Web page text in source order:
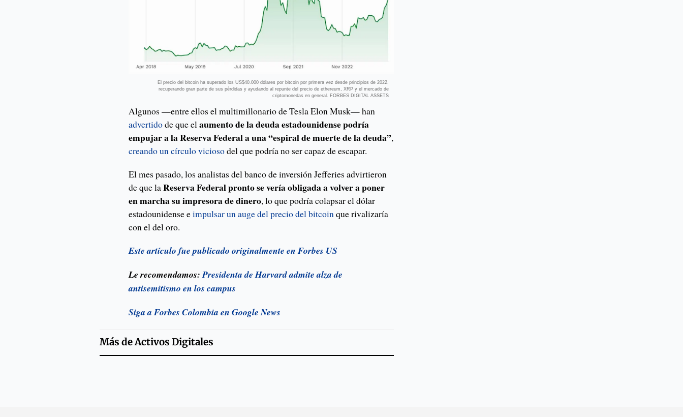
El precio del bitcoin ha superado los US$40.000 dólares por bitcoin por primera vez desde principios de 2022,
recuperando gran parte de sus pérdidas y ayudando al repunte del precio de ethereum, XRP y el mercado de
criptomonedas en general. FORBES DIGITAL ASSETS
Algunos —entre ellos el multimillonario de Tesla Elon Musk— han
advertidode que elaumento de la deuda estadounidense podría
empujar a la Reserva Federal a una “espiral de muerte de la deuda”,
creando un círculo viciosodel que podría no ser capaz de escapar.
El mes pasado, los analistas del banco de inversión Jefferies advirtieron
de que laReserva Federal pronto se vería obligada a volver a poner
en marcha su impresora de dinero, lo que podría colapsar el dólar
estadounidense eimpulsar un auge del precio del bitcoinque rivalizaría
con el del oro.
Este artículo fue publicado originalmente en Forbes US
Le recomendamos:Presidenta de Harvard admite alza de
antisemitismo en los campus
Siga a Forbes Colombia en Google News
Más deActivos Digitales